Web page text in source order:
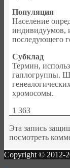
Популяция
Население
индивидуумов,
последующего
Субклад
Термин,
гаплогруппы.
хромосомы.
1 363
Эта запись
посмотреть
Copyright © 2012-